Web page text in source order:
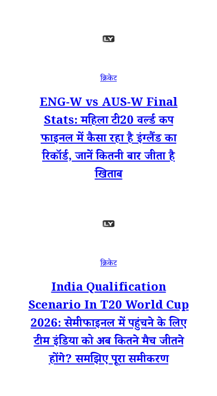
क्रिकेट
ENG-W vs AUS-W Final
Stats: महिला टी20 वर्ल्ड कप
फाइनल में कैसा रहा है इंग्लैंड का
रिकॉर्ड, जानें कितनी बार जीता है
खिताब
क्रिकेट
India Qualification
Scenario In T20 World Cup
2026: सेमीफाइनल में पहुंचने के लिए
टीम इंडिया को अब कितने मैच जीतने
होंगे? समझिए पूरा समीकरण